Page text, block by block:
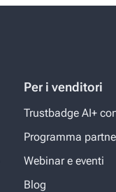
Per i venditori
Trustbadge AI+
Programma
Webinar e eventi
Blog